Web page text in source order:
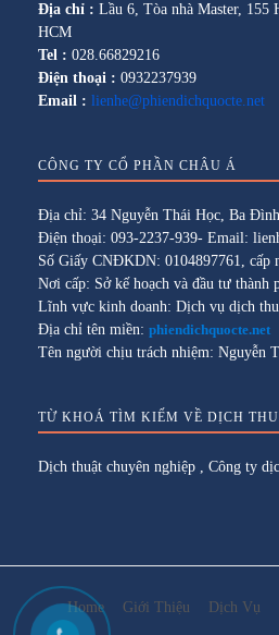
Địa chỉ : Lầu 6, Tòa nhà Master, 155
HCM
Tel : 028.66829216
Điện thoại : 0932237939
Email : lienhe@phiendichquocte.net
CÔNG TY CỔ PHẦN CHÂU Á
Địa chỉ: 34 Nguyễn Thái Học, Ba
Điện thoại: 093-2237-939- Email:
Số Giấy CNĐKDN: 0104897761, cấp
Nơi cấp: Sở kế hoạch và đầu tư thành
Lĩnh vực kinh doanh: Dịch vụ dịch
Địa chỉ tên miền: phiendichquocte.net
Tên người chịu trách nhiệm: Nguyễn
TỪ KHOÁ TÌM KIẾM VỀ DỊCH
Dịch thuật chuyên nghiệp , Công ty
Home Giới Thiệu Dịch Vụ